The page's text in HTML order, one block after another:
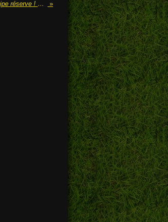
Paris Saint-Germain annonce le retour de son équipe réserve ! ❤️💙 »